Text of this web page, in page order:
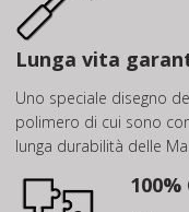
Lunga vita
Uno speciale disegno
polimero di cui sono
lunga durabilità delle
100%